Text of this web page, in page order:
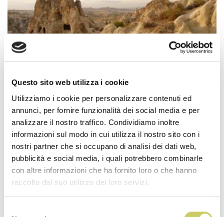
Questo sito web utilizza i cookie
Utilizziamo i cookie per personalizzare contenuti ed
annunci, per fornire funzionalità dei social media e per
analizzare il nostro traffico. Condividiamo inoltre
informazioni sul modo in cui utilizza il nostro sito con i
nostri partner che si occupano di analisi dei dati web,
pubblicità e social media, i quali potrebbero combinarle
con altre informazioni che ha fornito loro o che hanno
raccolto dal suo utilizzo dei loro servizi.
Turchia, memorie di un sultano
Durata: 8 giorni Partenza:
7 Maggio 2027
Persone: min 20